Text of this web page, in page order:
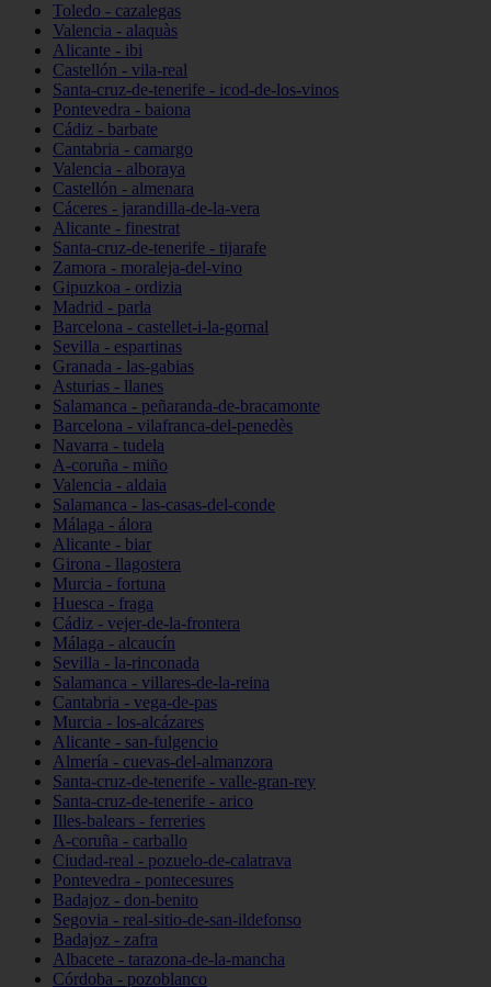
Toledo - cazalegas
Valencia - alaquàs
Alicante - ibi
Castellón - vila-real
Santa-cruz-de-tenerife - icod-de-los-vinos
Pontevedra - baiona
Cádiz - barbate
Cantabria - camargo
Valencia - alboraya
Castellón - almenara
Cáceres - jarandilla-de-la-vera
Alicante - finestrat
Santa-cruz-de-tenerife - tijarafe
Zamora - moraleja-del-vino
Gipuzkoa - ordizia
Madrid - parla
Barcelona - castellet-i-la-gornal
Sevilla - espartinas
Granada - las-gabias
Asturias - llanes
Salamanca - peñaranda-de-bracamonte
Barcelona - vilafranca-del-penedès
Navarra - tudela
A-coruña - miño
Valencia - aldaia
Salamanca - las-casas-del-conde
Málaga - álora
Alicante - biar
Girona - llagostera
Murcia - fortuna
Huesca - fraga
Cádiz - vejer-de-la-frontera
Málaga - alcaucín
Sevilla - la-rinconada
Salamanca - villares-de-la-reina
Cantabria - vega-de-pas
Murcia - los-alcázares
Alicante - san-fulgencio
Almería - cuevas-del-almanzora
Santa-cruz-de-tenerife - valle-gran-rey
Santa-cruz-de-tenerife - arico
Illes-balears - ferreries
A-coruña - carballo
Ciudad-real - pozuelo-de-calatrava
Pontevedra - pontecesures
Badajoz - don-benito
Segovia - real-sitio-de-san-ildefonso
Badajoz - zafra
Albacete - tarazona-de-la-mancha
Córdoba - pozoblanco